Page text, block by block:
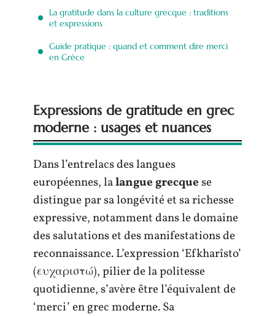
La gratitude dans la culture grecque : traditions
et expressions
Guide pratique : quand et comment dire merci
en Grèce
Expressions de gratitude en grec
moderne : usages et nuances
Dans l’entrelacs des langues
européennes, lalangue grecquese
distingue par sa longévité et sa richesse
expressive, notamment dans le domaine
des salutations et des manifestations de
reconnaissance. L’expression ‘Efkharîsto’
(ευχαριστώ), pilier de la politesse
quotidienne, s’avère être l’équivalent de
‘merci’ en grec moderne. Sa